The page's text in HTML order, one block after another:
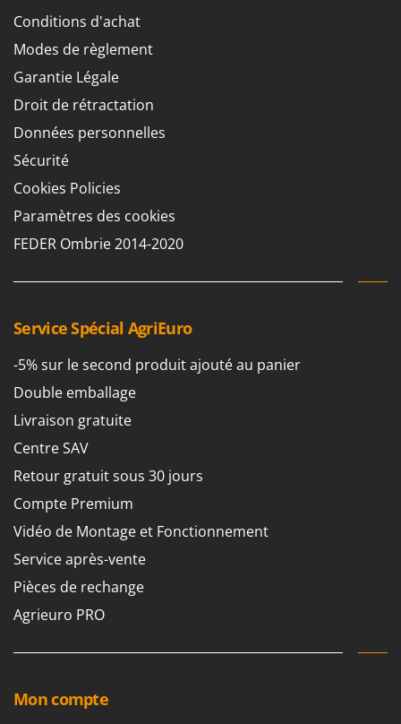
Y Yard Force
Z
Zanon
Zephir
ZGrills
Zodiac
Zomax
Conditions d'achat
Modes de règlement
Garantie Légale
Droit de rétractation
Données personnelles
Sécurité
Cookies Policies
Paramètres des cookies
FEDER Ombrie 2014-2020
Service Spécial AgriEuro
-5% sur le second produit ajouté au panier
Double emballage
Livraison gratuite
Centre SAV
Retour gratuit sous 30 jours
Compte Premium
Vidéo de Montage et Fonctionnement
Service après-vente
Pièces de rechange
Agrieuro PRO
Mon compte